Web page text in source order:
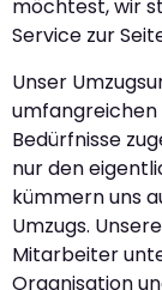
möchtest, wir
Service zur
Unser
umfangreichen
Bedürfnisse
nur den
kümmern uns
Umzugs.
Mitarbeiter
Organisation